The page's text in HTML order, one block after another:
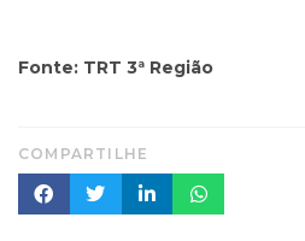
Fonte: TRT 3ª Região
COMPARTILHE